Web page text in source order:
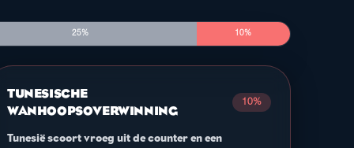
25% 10%
TUNESISCHE
WANHOOPSOVERWINNING
10%
Tunesië scoort vroeg uit de counter en een